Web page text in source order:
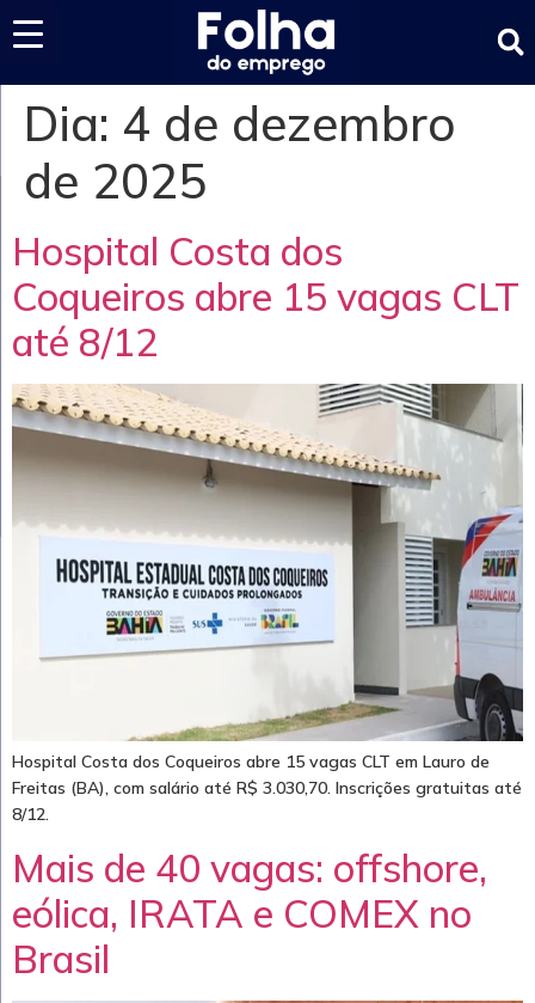
Dia: 4 de dezembro
de 2025
Hospital Costa dos
Coqueiros abre 15 vagas CLT
até 8/12
Hospital Costa dos Coqueiros abre 15 vagas CLT em Lauro de
Freitas (BA), com salário até R$ 3.030,70. Inscrições gratuitas até
8/12.
Mais de 40 vagas: offshore,
eólica, IRATA e COMEX no
Brasil